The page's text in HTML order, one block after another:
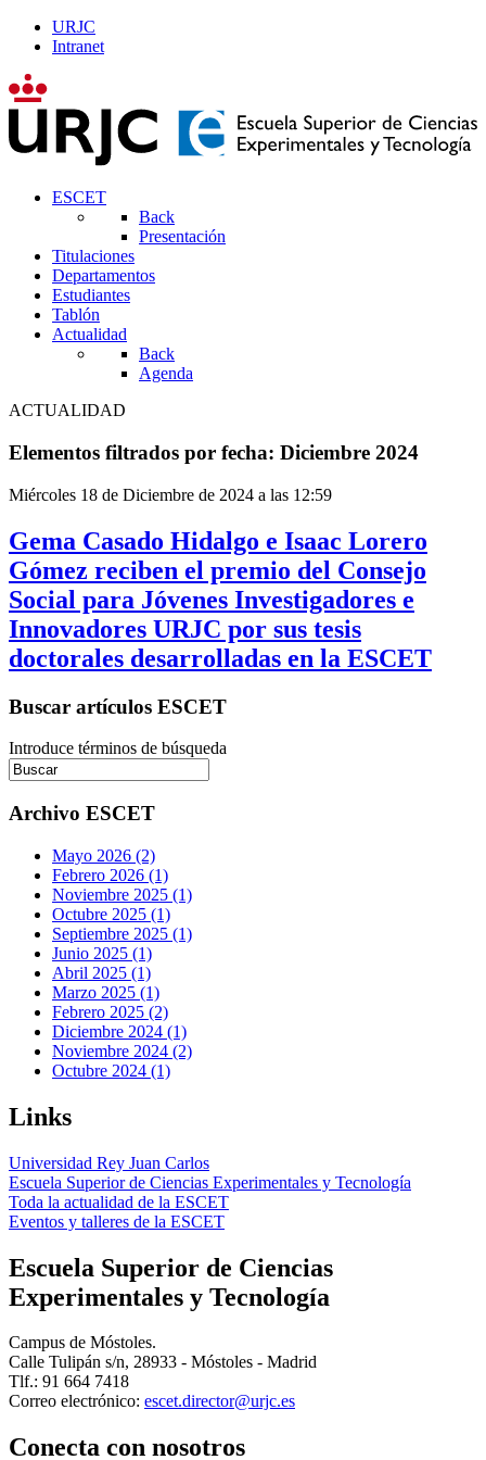
URJC
Intranet
ESCET
Back
Presentación
Titulaciones
Departamentos
Estudiantes
Tablón
Actualidad
Back
Agenda
ACTUALIDAD
Elementos filtrados por fecha: Diciembre 2024
Miércoles 18 de Diciembre de 2024 a las 12:59
Gema Casado Hidalgo e Isaac Lorero
Gómez reciben el premio del Consejo
Social para Jóvenes Investigadores e
Innovadores URJC por sus tesis
doctorales desarrolladas en la ESCET
Buscar artículos ESCET
Introduce términos de búsqueda
Archivo ESCET
Mayo 2026 (2)
Febrero 2026 (1)
Noviembre 2025 (1)
Octubre 2025 (1)
Septiembre 2025 (1)
Junio 2025 (1)
Abril 2025 (1)
Marzo 2025 (1)
Febrero 2025 (2)
Diciembre 2024 (1)
Noviembre 2024 (2)
Octubre 2024 (1)
Links
Universidad Rey Juan Carlos
Escuela Superior de Ciencias Experimentales y Tecnología
Toda la actualidad de la ESCET
Eventos y talleres de la ESCET
Escuela Superior de Ciencias
Experimentales y Tecnología
Campus de Móstoles.
Calle Tulipán s/n, 28933 - Móstoles - Madrid
Tlf.: 91 664 7418
Correo electrónico:
Conecta con nosotros